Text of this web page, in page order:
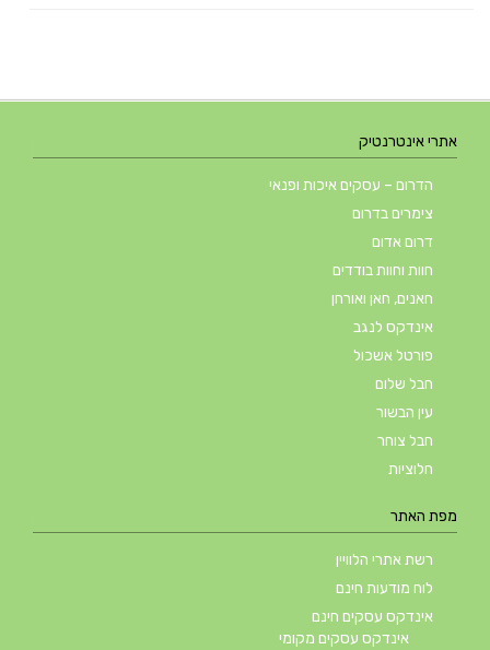
אתרי אינטרנטיק
הדרום – עסקים איכות ופנאי
צימרים בדרום
דרום אדום
חוות וחוות בודדים
חאנים, חאן ואורחן
אינדקס לנגב
פורטל אשכול
חבל שלום
עין הבשור
חבל צוחר
חלוציות
מפת האתר
רשת אתרי הלוויין
לוח מודעות חינם
אינדקס עסקים חינם
אינדקס עסקים מקומי